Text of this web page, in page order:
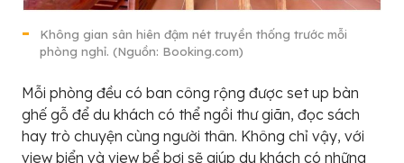
Không gian sân hiên đậm nét truyền thống trước mỗi
phòng nghỉ. (Nguồn: Booking.com)
Mỗi phòng đều có ban công rộng được set up bàn
ghế gỗ để du khách có thể ngồi thư giãn, đọc sách
hay trò chuyện cùng người thân. Không chỉ vậy, với
view biển và view bể bơi sẽ giúp du khách có những